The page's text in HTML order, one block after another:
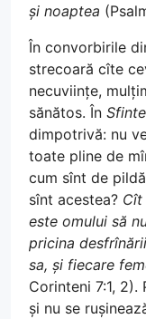
și noaptea
În convorbirile
strecoară cîte
necuviințe,
sănătos. În
dimpotrivă: nu
toate pline de
cum sînt de
sînt acestea? Cît
este omului să
pricina
sa, și fiecare
Corinteni 7:1,
și nu se